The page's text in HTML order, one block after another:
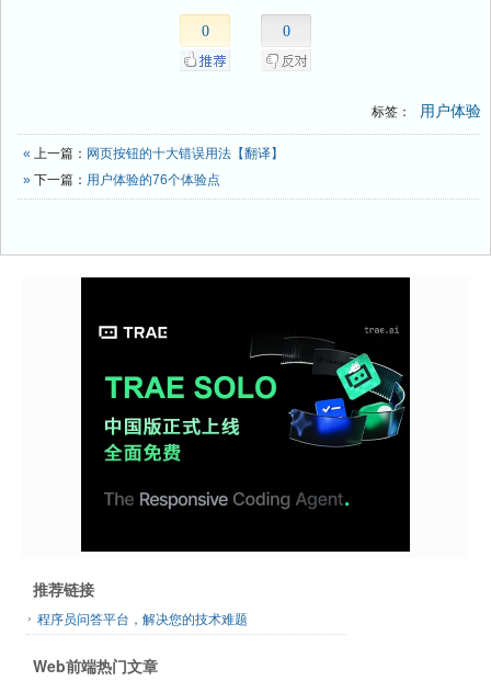
0 0
标签： 用户体验
« 上一篇： 网页按钮的十大错误用法【翻译】
» 下一篇： 用户体验的76个体验点
推荐链接
程序员问答平台，解决您的技术难题
Web前端热门文章